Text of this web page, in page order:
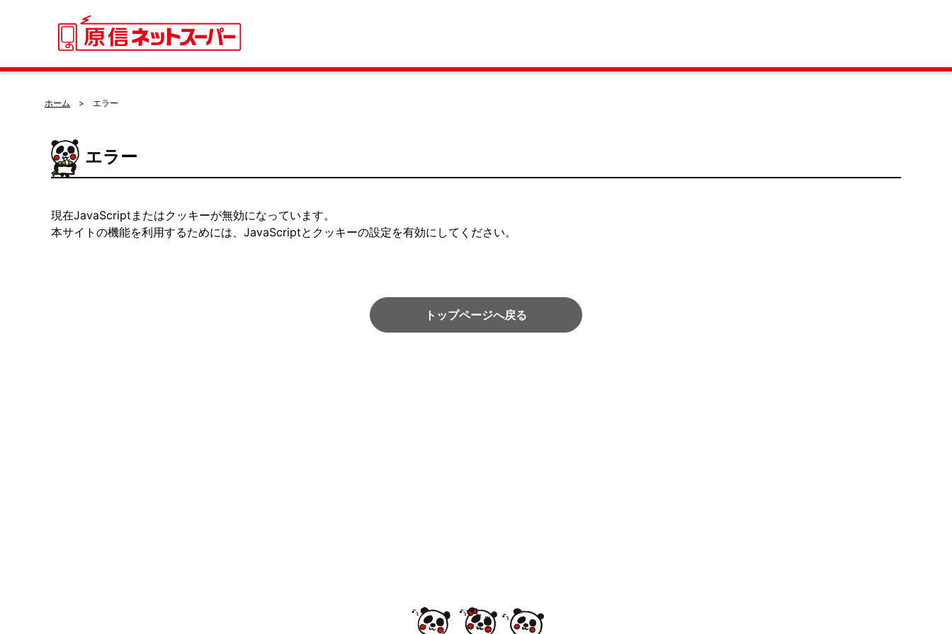
ホーム エラー
エラー
現在JavaScriptまたはクッキーが無効になっています。
本サイトの機能を利用するためには、JavaScriptとクッキーの設定を有効にしてください。
トップページへ戻る